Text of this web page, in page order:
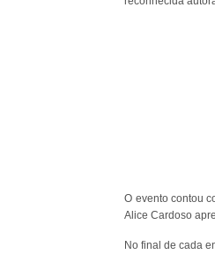
O evento contou
Alice Cardoso
No final de cada